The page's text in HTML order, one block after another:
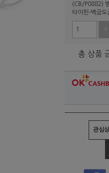
(CB/P0882)
타이핀-백금도
+1
총 상품
관심